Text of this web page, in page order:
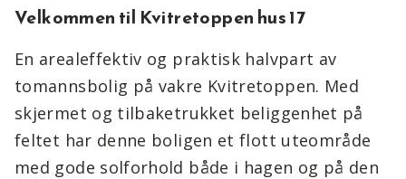
Velkommen til Kvitretoppen hus 17
En arealeffektiv og praktisk halvpart av
tomannsbolig på vakre Kvitretoppen. Med
skjermet og tilbaketrukket beliggenhet på
feltet har denne boligen et flott uteområde
med gode solforhold både i hagen og på den